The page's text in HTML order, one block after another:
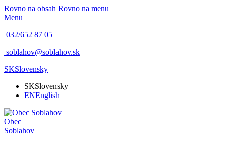
Rovno na obsah Rovno na menu
Menu
032/652 87 05
soblahov@soblahov.sk
SKSlovensky
SKSlovensky
ENEnglish
Obec
Soblahov